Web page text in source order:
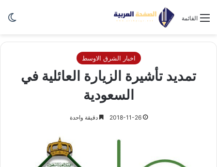
القائمة
اخبار الشرق الاوسط
تمديد تأشيرة الزيارة العائلية في
السعودية
2018-11-26 دقيقة واحدة